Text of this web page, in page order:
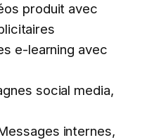
produit avec
e-learning avec
social media,
internes,